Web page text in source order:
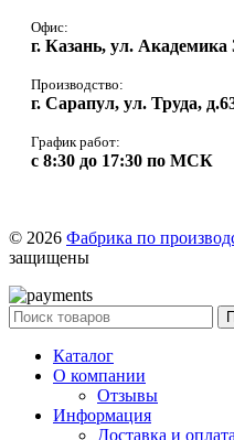
Офис:
г. Казань, ул. Академика
Производство:
г. Сарапул, ул. Труда,
График работ:
с 8:30 до 17:30 по МСК
© 2026 Фабрика по
защищены
Каталог
О компании
Отзывы
Информация
Доставка и оплата